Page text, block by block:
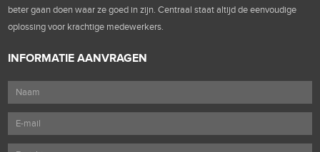
beter gaan doen waar ze goed in zijn. Centraal staat altijd de eenvoudige
oplossing voor krachtige medewerkers.
INFORMATIE AANVRAGEN